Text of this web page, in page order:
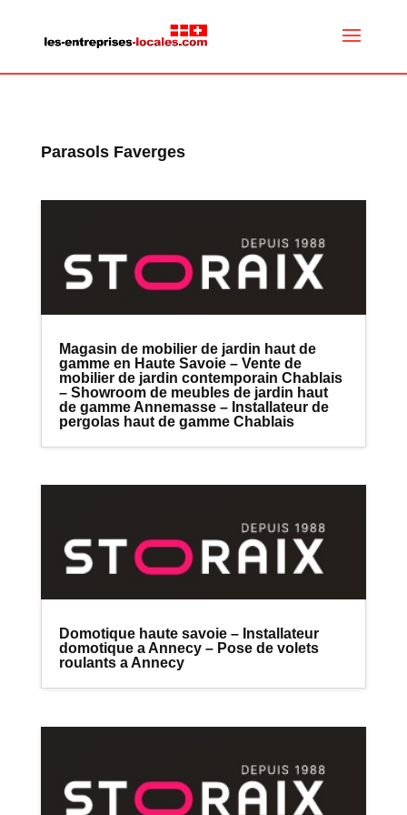
Parasols Faverges
Magasin de mobilier de jardin haut de
gamme en Haute Savoie – Vente de
mobilier de jardin contemporain Chablais
– Showroom de meubles de jardin haut
de gamme Annemasse – Installateur de
pergolas haut de gamme Chablais
Domotique haute savoie – Installateur
domotique a Annecy – Pose de volets
roulants a Annecy